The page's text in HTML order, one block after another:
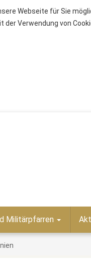
Webseite für Sie
Verwendung von
Militärpfarren